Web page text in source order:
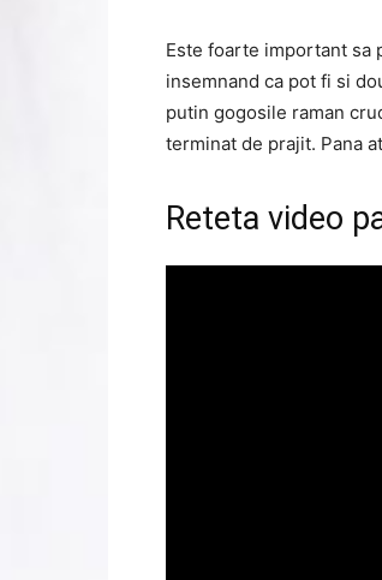
Este foarte important sa
insemnand ca pot fi si
putin gogosile raman
terminat de prajit. Pana
Reteta video